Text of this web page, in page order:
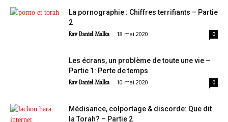
La pornographie : Chiffres terrifiants – Partie
2
Rav Daniel Malka - 18 mai 2020 0
Les écrans, un problème de toute une vie –
Partie 1: Perte de temps
Rav Daniel Malka - 10 mai 2020 0
Médisance, colportage & discorde: Que dit
la Torah? – Partie 2